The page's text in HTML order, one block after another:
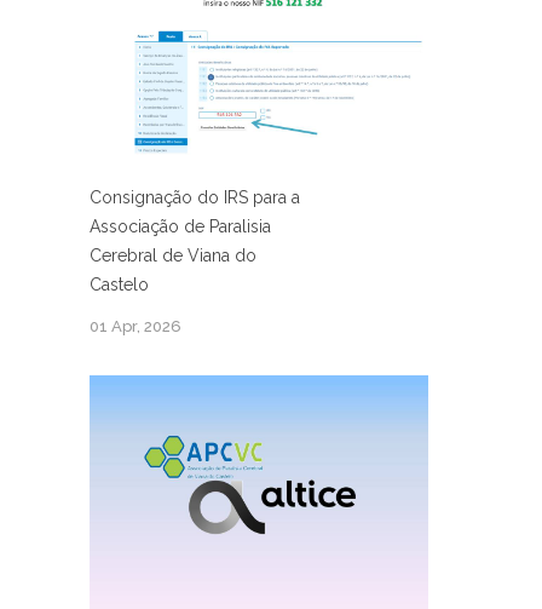
Consignação do IRS para a
Associação de Paralisia
Cerebral de Viana do
Castelo
01 Apr, 2026